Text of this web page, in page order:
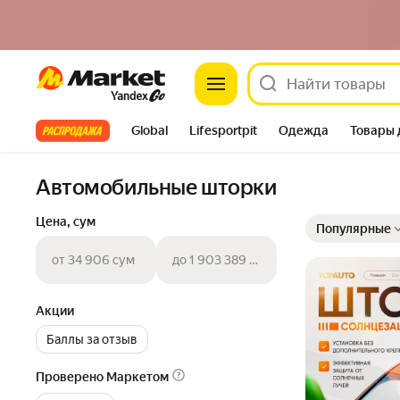
Market
Все хиты Global Lifesportpit Одежда Товары
Автомобильные шторки
Цена, сум
от 34 906 сум до 1 903 389 сум
Акции
Баллы за отзыв
Проверено Маркетом
Популярные